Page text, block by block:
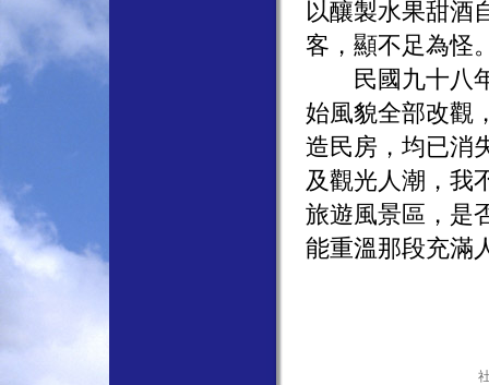
以釀製水果甜酒
客，顯不足為怪
民國九十八年
始風貌全部改觀
造民房，均已消
及觀光人潮，我
旅遊風景區，是
能重溫那段充滿